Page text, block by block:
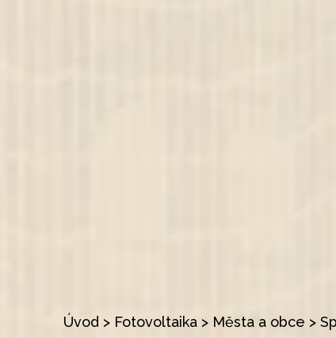
Úvod > Fotovoltaika > Města a obce >